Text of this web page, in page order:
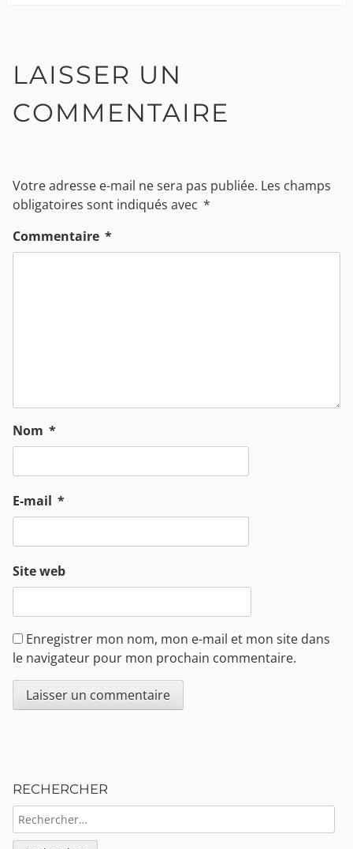
LAISSER UN
COMMENTAIRE
Votre adresse e-mail ne sera pas publiée. Les champs
obligatoires sont indiqués avec *
Commentaire *
Nom *
E-mail *
Site web
Enregistrer mon nom, mon e-mail et mon site dans
le navigateur pour mon prochain commentaire.
RECHERCHER
RECHERCHER :